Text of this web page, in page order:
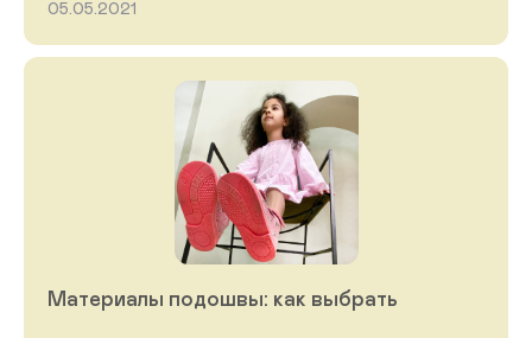
05.05.2021
Материалы подошвы: как выбрать